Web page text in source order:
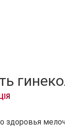
здоровья